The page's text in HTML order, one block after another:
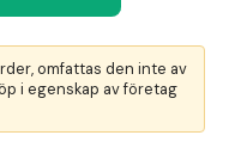
omfattas den inte av
i egenskap av företag